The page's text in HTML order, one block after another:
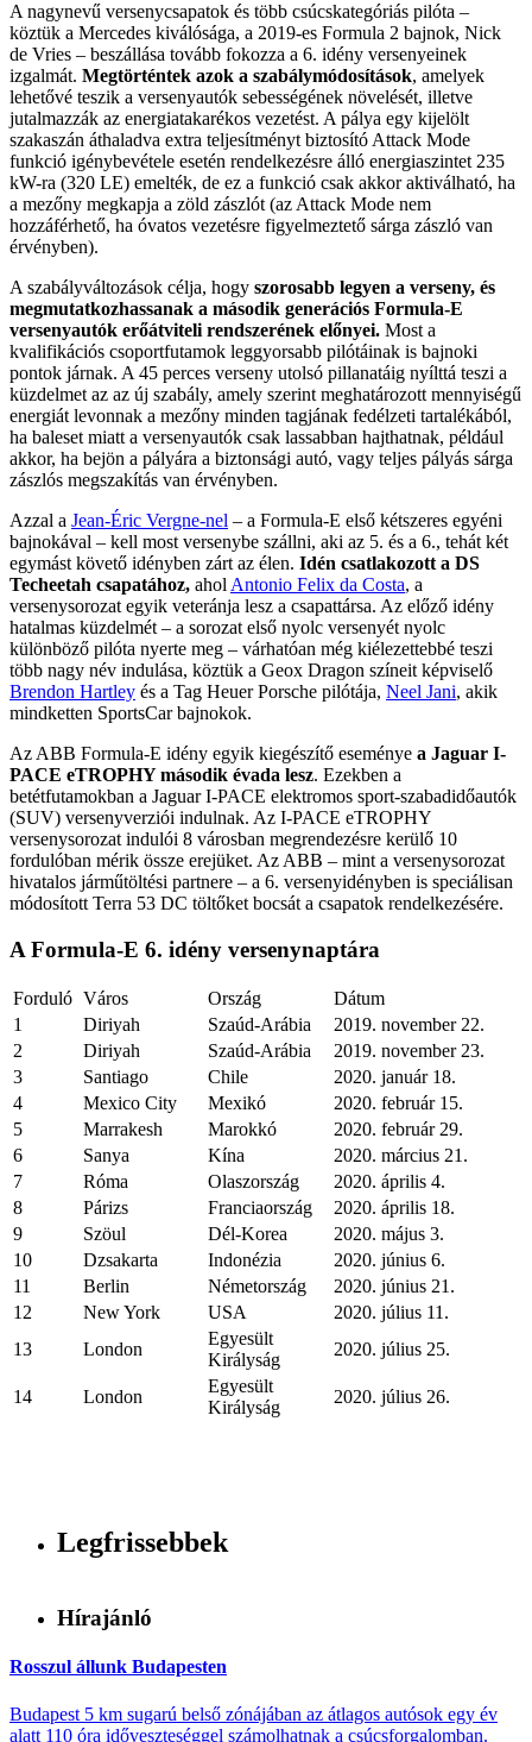
A nagynevű versenycsapatok és több csúcskategóriás pilóta –
köztük a Mercedes kiválósága, a 2019-es Formula 2 bajnok, Nick
de Vries – beszállása tovább fokozza a 6. idény versenyeinek
izgalmát. Megtörténtek azok a szabálymódosítások, amelyek
lehetővé teszik a versenyautók sebességének növelését, illetve
jutalmazzák az energiatakarékos vezetést. A pálya egy kijelölt
szakaszán áthaladva extra teljesítményt biztosító Attack Mode
funkció igénybevétele esetén rendelkezésre álló energiaszintet 235
kW-ra (320 LE) emelték, de ez a funkció csak akkor aktiválható, ha
a mezőny megkapja a zöld zászlót (az Attack Mode nem
hozzáférhető, ha óvatos vezetésre figyelmeztető sárga zászló van
érvényben).
A szabályváltozások célja, hogy szorosabb legyen a verseny, és
megmutatkozhassanak a második generációs Formula-E
versenyautók erőátviteli rendszerének előnyei. Most a
kvalifikációs csoportfutamok leggyorsabb pilótáinak is bajnoki
pontok járnak. A 45 perces verseny utolsó pillanatáig nyílttá teszi a
küzdelmet az az új szabály, amely szerint meghatározott mennyiségű
energiát levonnak a mezőny minden tagjának fedélzeti tartalékából,
ha baleset miatt a versenyautók csak lassabban hajthatnak, például
akkor, ha bejön a pályára a biztonsági autó, vagy teljes pályás sárga
zászlós megszakítás van érvényben.
Azzal a Jean-Éric Vergne-nel – a Formula-E első kétszeres egyéni
bajnokával – kell most versenybe szállni, aki az 5. és a 6., tehát két
egymást követő idényben zárt az élen. Idén csatlakozott a DS
Techeetah csapatához, ahol Antonio Felix da Costa, a
versenysorozat egyik veteránja lesz a csapattársa. Az előző idény
hatalmas küzdelmét – a sorozat első nyolc versenyét nyolc
különböző pilóta nyerte meg – várhatóan még kiélezettebbé teszi
több nagy név indulása, köztük a Geox Dragon színeit képviselő
Brendon Hartley és a Tag Heuer Porsche pilótája, Neel Jani, akik
mindketten SportsCar bajnokok.
Az ABB Formula-E idény egyik kiegészítő eseménye a Jaguar I-
PACE eTROPHY második évada lesz. Ezekben a
betétfutamokban a Jaguar I-PACE elektromos sport-szabadidőautók
(SUV) versenyverziói indulnak. Az I-PACE eTROPHY
versenysorozat indulói 8 városban megrendezésre kerülő 10
fordulóban mérik össze erejüket. Az ABB – mint a versenysorozat
hivatalos járműtöltési partnere – a 6. versenyidényben is speciálisan
módosított Terra 53 DC töltőket bocsát a csapatok rendelkezésére.
A Formula-E 6. idény versenynaptára
Forduló Város Ország
Dátum
1
Diriyah Szaúd-Arábia
2019. november 22.
2
Diriyah Szaúd-Arábia
2019. november 23.
3
Santiago Chile
2020. január 18.
4
Mexico City Mexikó
2020. február 15.
5
Marrakesh Marokkó
2020. február 29.
6
Sanya Kína
2020. március 21.
7
Róma Olaszország
2020. április 4.
8
Párizs Franciaország
2020. április 18.
9
Szöul Dél-Korea
2020. május 3.
10
Dzsakarta Indonézia
2020. június 6.
11
Berlin Németország
2020. június 21.
12
New York USA
2020. július 11.
13
London
Egyesült
Királyság
2020. július 25.
14 London
Egyesült
Királyság
2020. július 26.
Legfrissebbek
Hírajánló
Rosszul állunk Budapesten
Budapest 5 km sugarú belső zónájában az átlagos autósok egy év
alatt 110 óra időveszteséggel számolhatnak a csúcsforgalomban.